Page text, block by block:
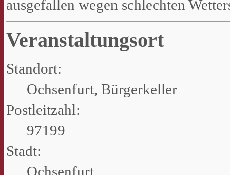
ausgefallen wegen schlechten
Veranstaltungsort
Standort:
Ochsenfurt, Bürgerkeller
Postleitzahl:
97199
Stadt:
Ochsenfurt